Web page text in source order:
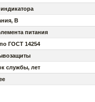
В
питания
ГОСТ 14254
службы, лет